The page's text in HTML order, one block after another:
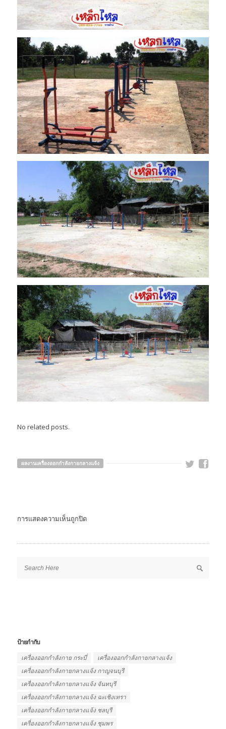
No related posts.
ผลงานเครื่องออกกำลังกายกลางแจ้ง
การแสดงความเห็นถูกปิด
ป้ายกำกับ
เครื่องออกกำลังกาย กระบี่
เครื่องออกกำลังกายกลางแจ้ง
เครื่องออกกำลังกายกลางแจ้ง กาญจนบุรี
เครื่องออกกำลังกายกลางแจ้ง จันทบุรี
เครื่องออกกำลังกายกลางแจ้ง ฉะเชิงเทรา
เครื่องออกกำลังกายกลางแจ้ง ชลบุรี
เครื่องออกกำลังกายกลางแจ้ง ชุมพร